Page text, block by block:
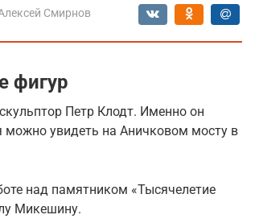
Смирнов
фигур
Петр Клодт. Именно он
можно увидеть на Аничковом мосту в
над памятником «Тысячелетие
Микешину.